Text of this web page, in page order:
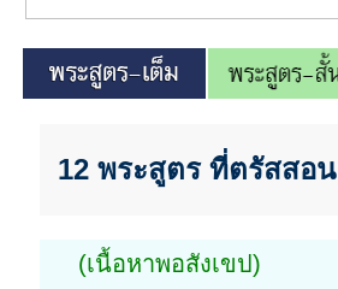
12 พระสูตร ที่ตรัสสอน
(เนื้อหาพอสังเขป)